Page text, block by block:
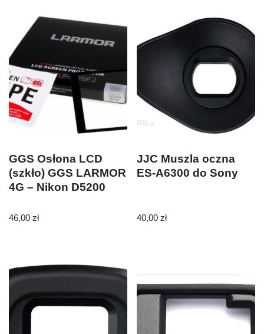
GGS Osłona LCD
(szkło) GGS LARMOR
4G – Nikon D5200
46,00 zł
JJC Muszla oczna
ES-A6300 do Sony
40,00zł